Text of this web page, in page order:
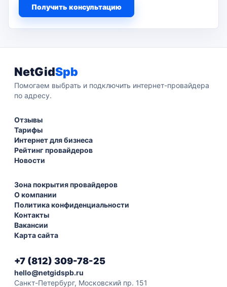
Получить консультацию
NetGidSpb
Помогаем выбрать и подключить интернет-провайдера
по адресу.
Отзывы
Тарифы
Интернет для бизнеса
Рейтинг провайдеров
Новости
Зона покрытия провайдеров
О компании
Политика конфиденциальности
Контакты
Вакансии
Карта сайта
+7 (812) 309-78-25
hello@netgidspb.ru
Санкт-Петербург, Московский пр. 151